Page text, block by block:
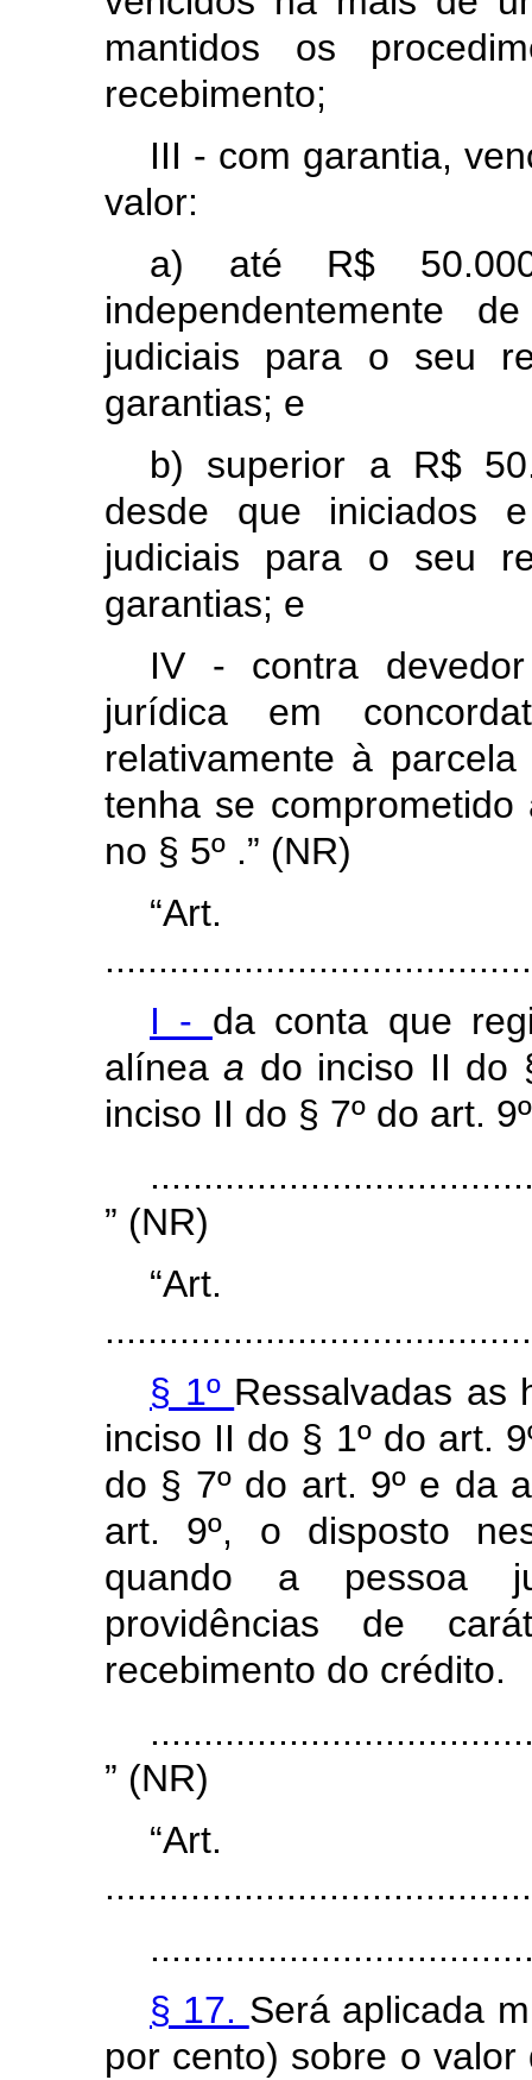
mantidos os
recebimento;
III - com garantia,
valor:
a) até R$
independentemente
judiciais para o seu
garantias; e
b) superior a R$
desde que iniciados
judiciais para o seu
garantias; e
IV - contra
jurídica em
relativamente à
tenha se
no § 5º .” (NR)
I - da conta que
alíneaa do inciso II do
inciso II do § 7º do art.
” (NR)
§ 1º Ressalvadas as
inciso II do § 1º do art.
do § 7º do art. 9º e da
art. 9º, o disposto
quando a pessoa
providências de
recebimento do crédito.
” (NR)
§ 17. Será aplicada
por cento) sobre o